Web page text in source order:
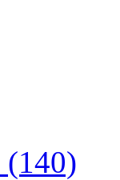
(140)